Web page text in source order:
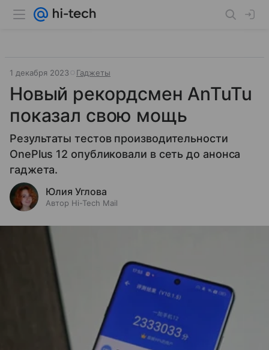
1 декабря 2023 Гаджеты
Новый рекордсмен AnTuTu
показал свою мощь
Результаты тестов производительности
OnePlus 12 опубликовали в сеть до анонса
гаджета.
Юлия Углова
Автор Hi-Tech Mail